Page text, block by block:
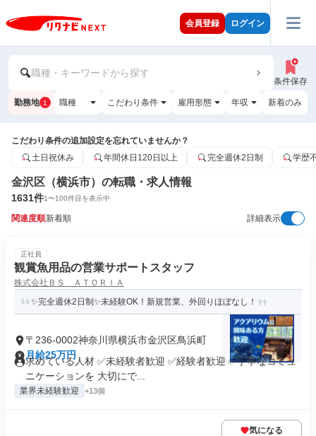
会員登録 ログイン
職種・キーワードから探す
条件保存
勤務地 1 職種 こだわり条件 雇用形態 年収 新着のみ
こだわり条件の追加設定を忘れていませんか？
土日祝休み
年間休日120日以上 完全週休2日制 学歴
金沢区（横浜市）の転職・求人情報
1631件1〜100件目を表示中
関連度順新着順 詳細表示
正社員
観賞魚用品の営業サポートスタッフ
株式会社ＢＳ ＡＴＯＲＩＡ
✨完全週休2日制✨未経験OK！新規営業、外回りほぼなし！
〒236-0002神奈川県横浜市金沢区鳥浜町
月給25万円
求めている人材 ✅未経験者歓迎 ✅経験者歓迎 ✅丁寧なコミュ
ニケーションを 大切にで...
業界未経験歓迎 +13個
気になる